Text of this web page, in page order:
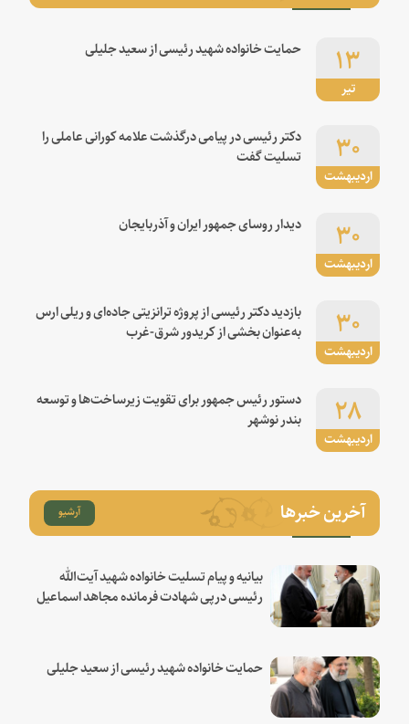
تیر
۱۳ حمایت خانواده شهید رئیسی از سعید جلیلی
اردیبهشت
۳۰
دکتر رئیسی در پیامی درگذشت علامه کورانی عاملی را
تسلیت گفت
اردیبهشت
۳۰ دیدار روسای جمهور ایران و آذربایجان
اردیبهشت
۳۰
بازدید دکتر رئیسی از پروژه ترانزیتی جاده‌ای و ریلی ارس
به‌عنوان بخشی از کریدور شرق-غرب
اردیبهشت
۲۸
دستور رئیس جمهور برای تقویت زیرساخت‌ها و توسعه
بندر نوشهر
آخرین خبرها آرشیو
بیانیه و پیام تسلیت خانواده شهید آیت‌الله
رئیسی درپی شهادت فرمانده مجاهد اسماعیل
حمایت خانواده شهید رئیسی از سعید جلیلی